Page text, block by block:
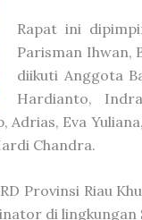
Rapat ini
Parisman Ihwan,
diikuti Anggota
Hardianto,
Adrias, Eva
Chandra.
Provinsi Riau
di